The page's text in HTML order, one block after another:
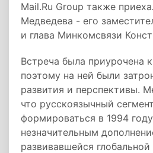
Mail.Ru Group также
Медведева - его
и глава Минкомсвязи
Встреча была приурочена
поэтому на ней были
развития и перспективы.
что русскоязычный
формироваться в 1994
незначительным
развивавшейся